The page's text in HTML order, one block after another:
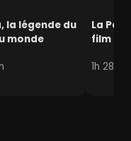
la légende du
monde
La Pat'
film
1h 28min